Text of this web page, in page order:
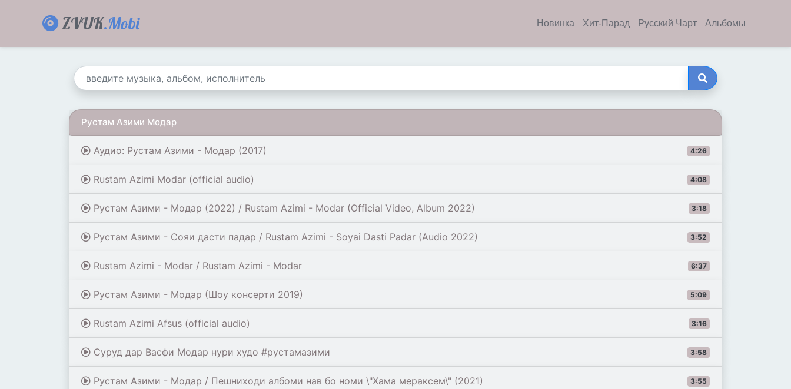
ZVUK.Mobi Новинка Хит-Парад Русский Чарт Альбомы
Рустам Азими Модар
4:26
Аудио: Рустам Азими - Модар (2017)
4:08
Rustam Azimi Modar (official audio)
3:18
Рустам Азими - Модар (2022) / Rustam Azimi - Modar (Official Video, Album 2022)
3:52
Рустам Азими - Сояи дасти падар / Rustam Azimi - Soyai Dasti Padar (Audio 2022)
6:37
Rustam Azimi - Modar / Rustam Azimi - Modar
5:09
Рустам Азими - Модар (Шоу консерти 2019)
3:16
Rustam Azimi Afsus (official audio)
3:58
Суруд дар Васфи Модар нури худо #рустамазими
3:55
Рустам Азими - Модар / Пешниходи албоми нав бо номи \"Хама мераксем\" (2021)